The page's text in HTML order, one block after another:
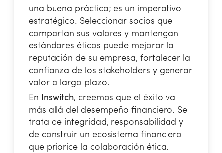
una buena práctica; es un imperativo
estratégico. Seleccionar socios que
compartan sus valores y mantengan
estándares éticos puede mejorar la
reputación de su empresa, fortalecer la
confianza de los stakeholders y generar
valor a largo plazo.
En
Inswitch, creemos que el éxito va
más allá del desempeño financiero. Se
trata de integridad, responsabilidad y
de construir un ecosistema financiero
que priorice la colaboración ética.